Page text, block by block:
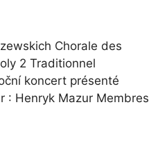
Chorale des
2 Traditionnel
koncert présenté
: Henryk Mazur Membres